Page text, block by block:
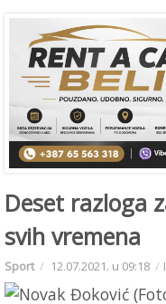
Deset razloga
svih vremena
Sport 12.07.2021. u 09:18